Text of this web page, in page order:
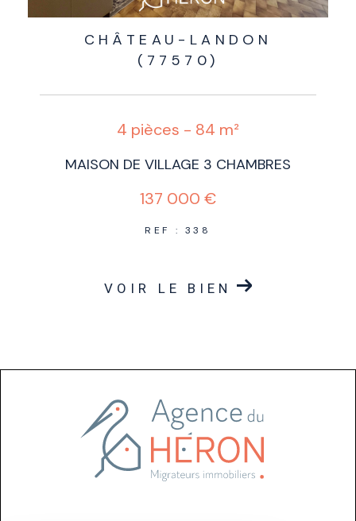
CHÂTEAU-LANDON
(77570)
4 pièces - 84 m²
MAISON DE VILLAGE 3 CHAMBRES
137 000 €
REF : 338
VOIR LE BIEN